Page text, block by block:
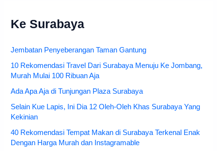
Ke Surabaya
Jembatan Penyeberangan Taman Gantung
10 Rekomendasi Travel Dari Surabaya Menuju Ke Jombang,
Murah Mulai 100 Ribuan Aja
Ada Apa Aja di Tunjungan Plaza Surabaya
Selain Kue Lapis, Ini Dia 12 Oleh-Oleh Khas Surabaya Yang
Kekinian
40 Rekomendasi Tempat Makan di Surabaya Terkenal Enak
Dengan Harga Murah dan Instagramable